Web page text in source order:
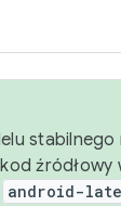
źródłowy
android-